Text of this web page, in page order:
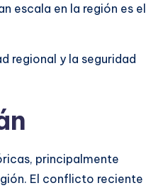
escala en la región es el
regional y la seguridad
principalmente
El conflicto reciente